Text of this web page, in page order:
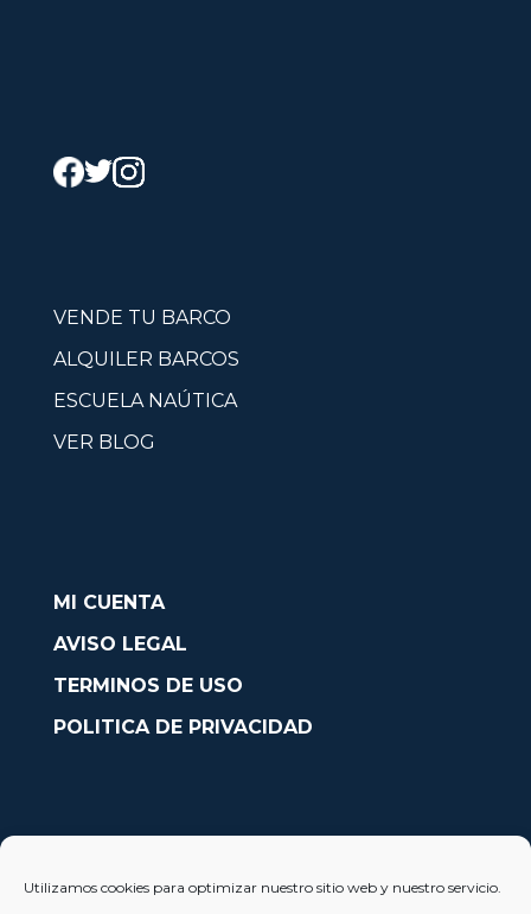
Utilizamos cookies para optimizar nuestro sitio web y nuestro servicio.
VENDE TU BARCO
ALQUILER BARCOS
ESCUELA NAÚTICA
VER BLOG
MI CUENTA
AVISO LEGAL
TERMINOS DE USO
POLITICA DE PRIVACIDAD
Avda. País Valencià nº54, Oficina 23, Alcoy (Alicante)